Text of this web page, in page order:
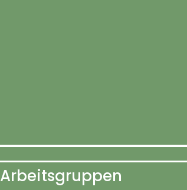
Arbeitsgruppen